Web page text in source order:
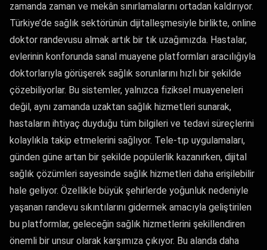
zamanda zaman ve mekân sınırlamalarını ortadan kaldırıyor.
Türkiye’de sağlık sektörünün dijitalleşmesiyle birlikte, online
doktor randevusu almak artık bir tık uzağımızda. Hastalar,
evlerinin konforunda sanal muayene platformları aracılığıyla
doktorlarıyla görüşerek sağlık sorunlarını hızlı bir şekilde
çözebiliyorlar. Bu sistemler, yalnızca fiziksel muayeneleri
değil, aynı zamanda uzaktan sağlık hizmetleri sunarak,
hastaların ihtiyaç duyduğu tüm bilgileri ve tedavi süreçlerini
kolaylıkla takip etmelerini sağlıyor. Tele-tıp uygulamaları,
günden güne artan bir şekilde popülerlik kazanırken, dijital
sağlık çözümleri sayesinde sağlık hizmetleri daha erişilebilir
hale geliyor. Özellikle büyük şehirlerde yoğunluk nedeniyle
yaşanan randevu sıkıntılarını gidermek amacıyla geliştirilen
bu platformlar, geleceğin sağlık hizmetlerini şekillendiren
önemli bir unsur olarak karşımıza çıkıyor. Bu alanda daha